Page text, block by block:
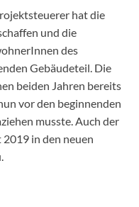
hat die
und die
des
Gebäudeteil. Die
beiden Jahren bereits
vor den beginnenden
musste. Auch der
in den neuen